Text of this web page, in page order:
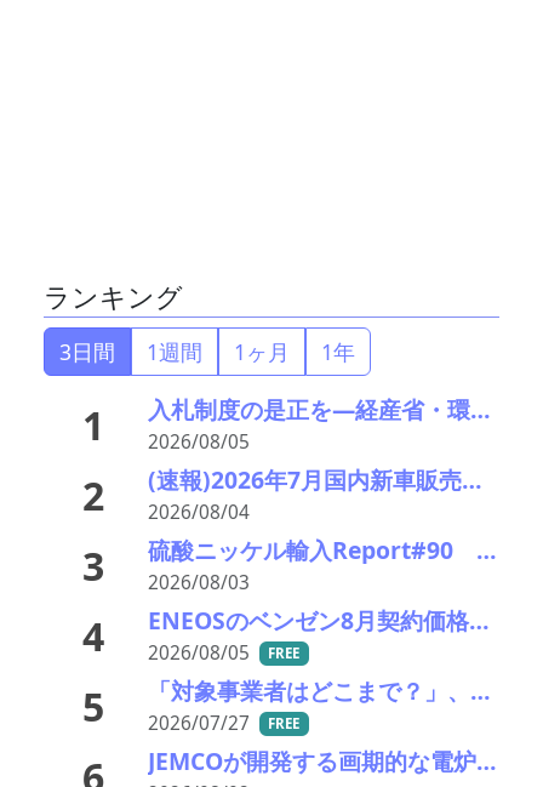
ランキング
3日間 1週間 1ヶ月 1年
1 入札制度の是正を—経産省・環境省が指定PETボトル資源循環で検討会
2026/08/05
2 (速報)2026年7月国内新車販売 41万7千台 前年同月比7%増加 4か月連続プラス
2026/08/04
3 硫酸ニッケル輸入Report#90 2026年中盤輸入回復の兆し
2026/08/03
4 ENEOSのベンゼン8月契約価格、供給タイトで前月比+145＄／MT
2026/08/05 FREE
5 「対象事業者はどこまで？」、残り２年半で細部の詰め急ぐ――環境省、第１回スクラップヤード環境対策技術検討会
2026/07/27 FREE
JEMCOが開発する画期的な電炉ダスト（EAFD）処理技術